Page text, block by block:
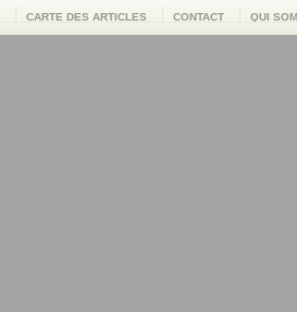
CARTE DES ARTICLES CONTACT QUI